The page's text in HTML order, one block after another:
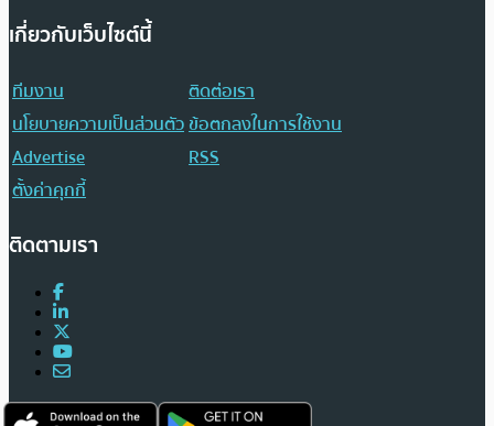
เกี่ยวกับเว็บไซต์นี้
ทีมงาน
ติดต่อเรา
นโยบายความเป็นส่วนตัวข้อตกลงในการใช้งาน
Advertise
RSS
ตั้งค่าคุกกี้
ติดตามเรา